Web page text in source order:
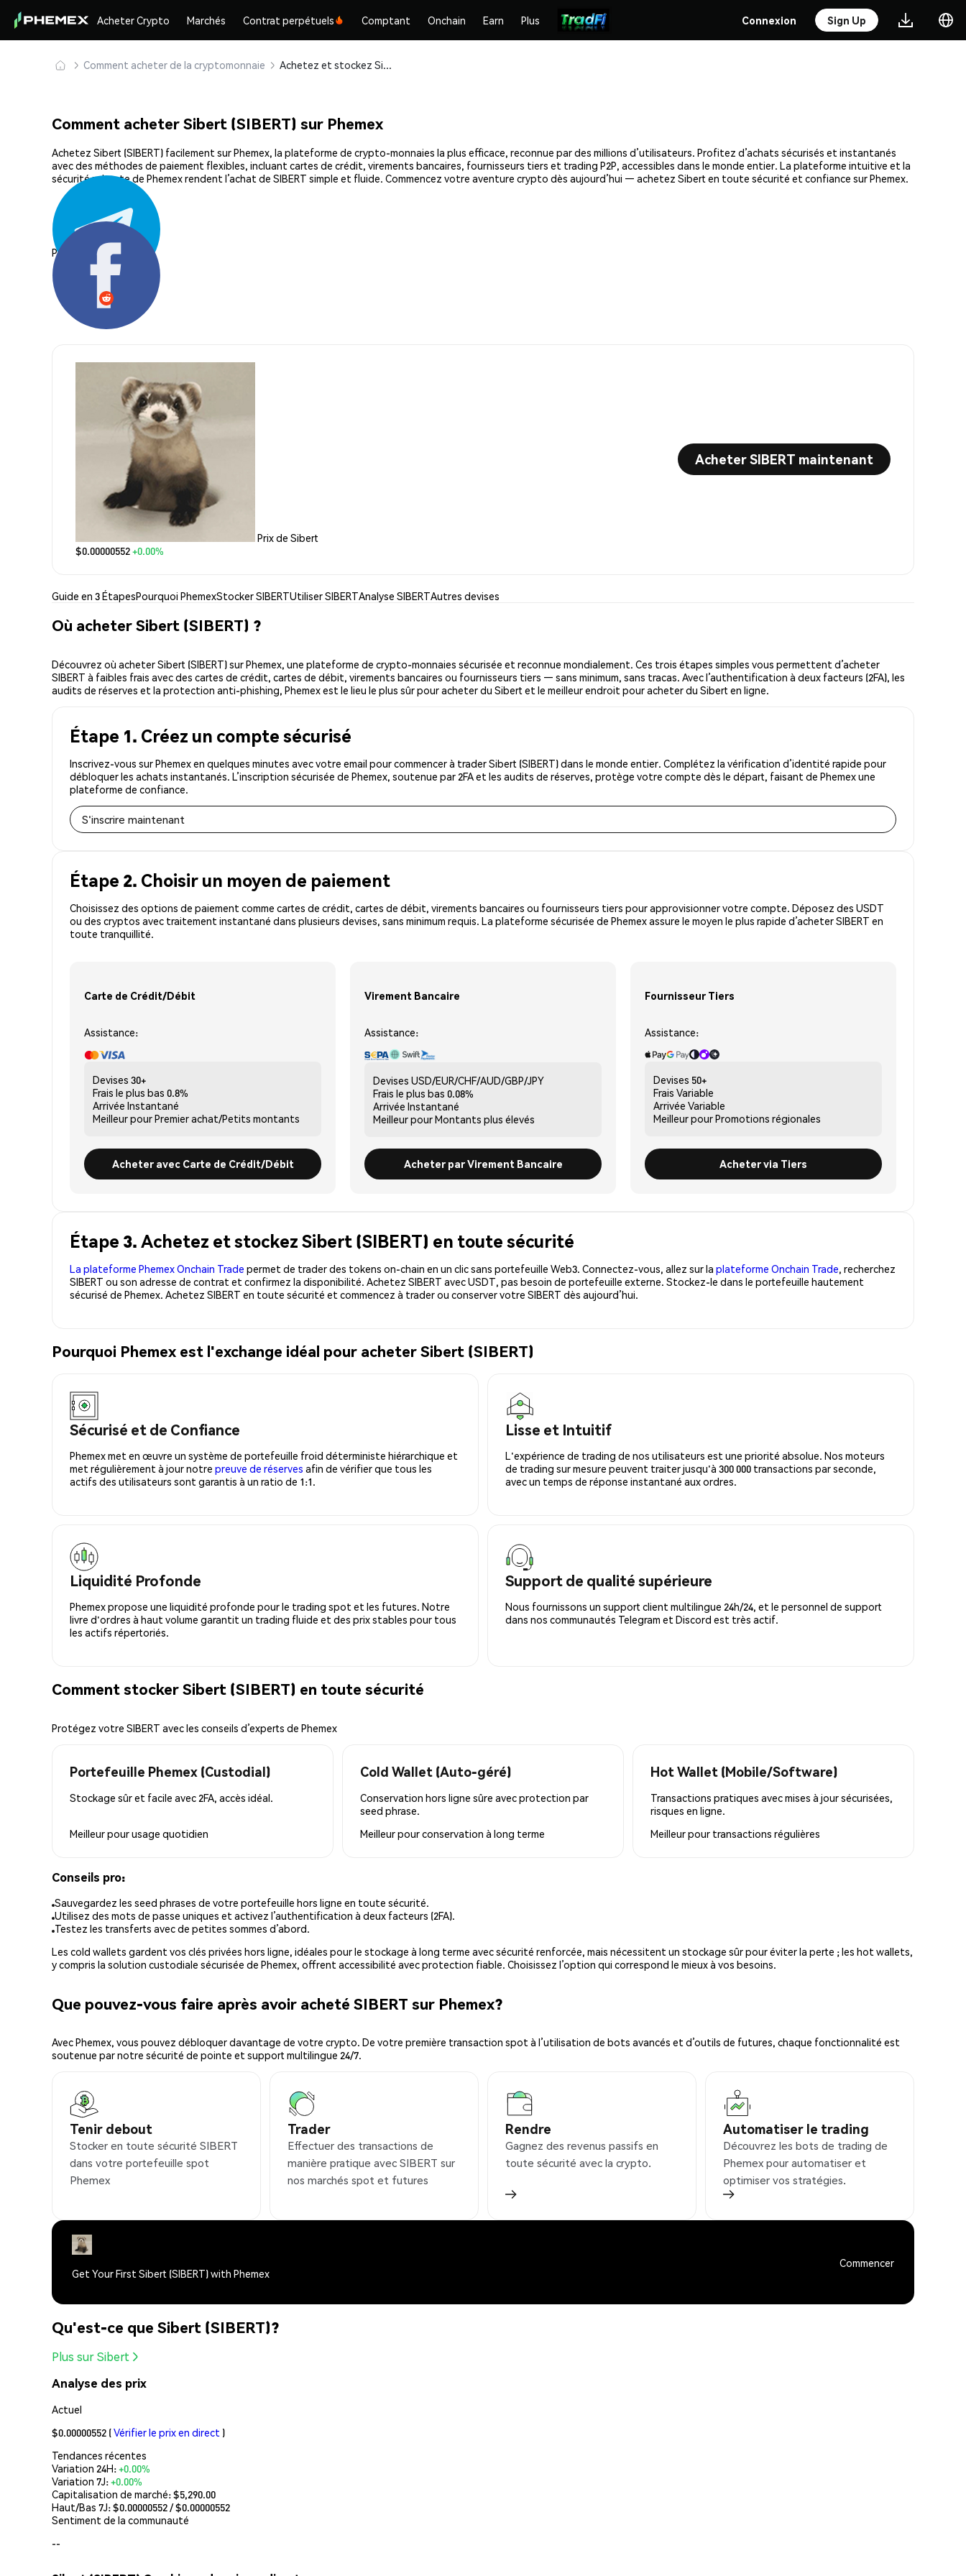
Acheter Crypto Marchés Contrat perpétuels Comptant Onchain Earn Plus Connexion Sign Up
Comment acheter de la cryptomonnaie Achetez et stockez Sibert (SIBERT) en toute sécurité
Comment acheter Sibert (SIBERT) sur Phemex
Achetez Sibert (SIBERT) facilement sur Phemex, la plateforme de crypto-monnaies la plus efficace, reconnue par des millions d’utilisateurs. Profitez d’achats sécurisés et instantanés
avec des méthodes de paiement flexibles, incluant cartes de crédit, virements bancaires, fournisseurs tiers et trading P2P, accessibles dans le monde entier. La plateforme intuitive et la
sécurité robuste de Phemex rendent l’achat de SIBERT simple et fluide. Commencez votre aventure crypto dès aujourd’hui — achetez Sibert en toute sécurité et confiance sur Phemex.
Partager:
Prix de Sibert
$0.00000552+0.00%
Acheter SIBERT maintenant
Guide en 3 ÉtapesPourquoi PhemexStocker SIBERTUtiliser SIBERTAnalyse SIBERTAutres devises
Où acheter Sibert (SIBERT) ?
Découvrez où acheter Sibert (SIBERT) sur Phemex, une plateforme de crypto-monnaies sécurisée et reconnue mondialement. Ces trois étapes simples vous permettent d’acheter
SIBERT à faibles frais avec des cartes de crédit, cartes de débit, virements bancaires ou fournisseurs tiers — sans minimum, sans tracas. Avec l’authentification à deux facteurs (2FA), les
audits de réserves et la protection anti-phishing, Phemex est le lieu le plus sûr pour acheter du Sibert et le meilleur endroit pour acheter du Sibert en ligne.
Étape 1. Créez un compte sécurisé
Inscrivez-vous sur Phemex en quelques minutes avec votre email pour commencer à trader Sibert (SIBERT) dans le monde entier. Complétez la vérification d’identité rapide pour
débloquer les achats instantanés. L’inscription sécurisée de Phemex, soutenue par 2FA et les audits de réserves, protège votre compte dès le départ, faisant de Phemex une
plateforme de confiance.
S'inscrire maintenant
Étape 2. Choisir un moyen de paiement
Choisissez des options de paiement comme cartes de crédit, cartes de débit, virements bancaires ou fournisseurs tiers pour approvisionner votre compte. Déposez des USDT
ou des cryptos avec traitement instantané dans plusieurs devises, sans minimum requis. La plateforme sécurisée de Phemex assure le moyen le plus rapide d’acheter SIBERT en
toute tranquillité.
Carte de Crédit/Débit
Assistance:
Devises 30+
Frais le plus bas 0.8%
Arrivée Instantané
Meilleur pourPremier achat/Petits montants
Acheter avec Carte de Crédit/Débit
Virement Bancaire
Assistance:
Devises USD/EUR/CHF/AUD/GBP/JPY
Frais le plus bas 0.08%
Arrivée Instantané
Meilleur pourMontants plus élevés
Acheter par Virement Bancaire
Fournisseur Tiers
Assistance:
Devises 50+
Frais Variable
Arrivée Variable
Meilleur pourPromotions régionales
Acheter via Tiers
Étape 3. Achetez et stockez Sibert (SIBERT) en toute sécurité
La plateforme Phemex Onchain Trade permet de trader des tokens on-chain en un clic sans portefeuille Web3. Connectez-vous, allez sur la plateforme Onchain Trade, recherchez
SIBERT ou son adresse de contrat et confirmez la disponibilité. Achetez SIBERT avec USDT, pas besoin de portefeuille externe. Stockez-le dans le portefeuille hautement
sécurisé de Phemex. Achetez SIBERT en toute sécurité et commencez à trader ou conserver votre SIBERT dès aujourd’hui.
Pourquoi Phemex est l'exchange idéal pour acheter Sibert (SIBERT)
Sécurisé et de Confiance
Phemex met en œuvre un système de portefeuille froid déterministe hiérarchique et
met régulièrement à jour notre preuve de réserves afin de vérifier que tous les
actifs des utilisateurs sont garantis à un ratio de 1:1.
Lisse et Intuitif
L'expérience de trading de nos utilisateurs est une priorité absolue. Nos moteurs
de trading sur mesure peuvent traiter jusqu'à 300 000 transactions par seconde,
avec un temps de réponse instantané aux ordres.
Liquidité Profonde
Phemex propose une liquidité profonde pour le trading spot et les futures. Notre
livre d'ordres à haut volume garantit un trading fluide et des prix stables pour tous
les actifs répertoriés.
Support de qualité supérieure
Nous fournissons un support client multilingue 24h/24, et le personnel de support
dans nos communautés Telegram et Discord est très actif.
Comment stocker Sibert (SIBERT) en toute sécurité
Protégez votre SIBERT avec les conseils d’experts de Phemex
Portefeuille Phemex (Custodial)
Stockage sûr et facile avec 2FA, accès idéal.
Meilleur pourusage quotidien
Cold Wallet (Auto-géré)
Conservation hors ligne sûre avec protection par
seed phrase.
Meilleur pourconservation à long terme
Hot Wallet (Mobile/Software)
Transactions pratiques avec mises à jour sécurisées,
risques en ligne.
Meilleur pour transactions régulières
Conseils pro:
Sauvegardez les seed phrases de votre portefeuille hors ligne en toute sécurité.
Utilisez des mots de passe uniques et activez l’authentification à deux facteurs (2FA).
Testez les transferts avec de petites sommes d’abord.
Les cold wallets gardent vos clés privées hors ligne, idéales pour le stockage à long terme avec sécurité renforcée, mais nécessitent un stockage sûr pour éviter la perte ; les hot wallets,
y compris la solution custodiale sécurisée de Phemex, offrent accessibilité avec protection fiable. Choisissez l’option qui correspond le mieux à vos besoins.
Que pouvez-vous faire après avoir acheté SIBERT sur Phemex?
Avec Phemex, vous pouvez débloquer davantage de votre crypto. De votre première transaction spot à l’utilisation de bots avancés et d’outils de futures, chaque fonctionnalité est
soutenue par notre sécurité de pointe et support multilingue 24/7.
Tenir debout
Stocker en toute sécurité SIBERT
dans votre portefeuille spot
Phemex
Trader
Effectuer des transactions de
manière pratique avec SIBERT sur
nos marchés spot et futures
Rendre
Gagnez des revenus passifs en
toute sécurité avec la crypto.
Automatiser le trading
Découvrez les bots de trading de
Phemex pour automatiser et
optimiser vos stratégies.
Get Your First Sibert (SIBERT) with Phemex
Commencer
Qu'est-ce que Sibert (SIBERT)?
Plus sur Sibert
Analyse des prix
Actuel
$0.00000552 (Vérifier le prix en direct )
Tendances récentes
Variation 24H:+0.00%
Variation 7J:+0.00%
Capitalisation de marché:$5,290.00
Haut/Bas 7J: $0.00000552/ $0.00000552
Sentiment de la communauté
--